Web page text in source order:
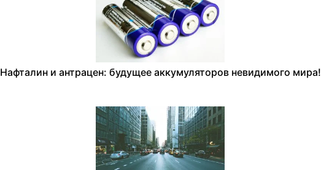
Нафталин и антрацен: будущее аккумуляторов невидимого мира!